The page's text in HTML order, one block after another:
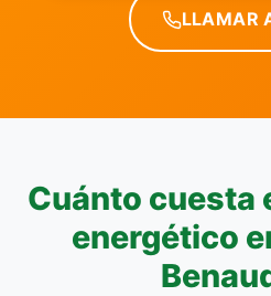
LLAMAR
Cuánto cuesta
energético